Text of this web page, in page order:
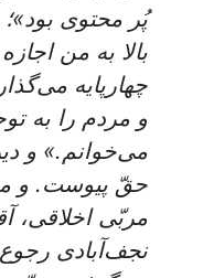
پُر محتوی
بالا به من
چهارپایه
و مردم را به
می‌خوانم.» و
حقّ پیوست. و
مربّی اخلاقی،
نجف‌آبادی‌ رجوع